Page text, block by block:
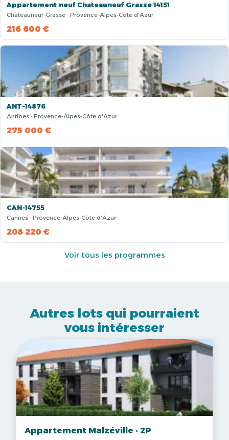
Appartement neuf Chateauneuf Grasse 14151
Châteauneuf-Grasse · Provence-Alpes-Côte d'Azur
216 600 €
ANT-14876
Antibes · Provence-Alpes-Côte d'Azur
275 000 €
CAN-14755
Cannes · Provence-Alpes-Côte d'Azur
208 220 €
Voir tous les programmes
Autres lots qui pourraient
vous intéresser
Appartement Malzéville · 2P